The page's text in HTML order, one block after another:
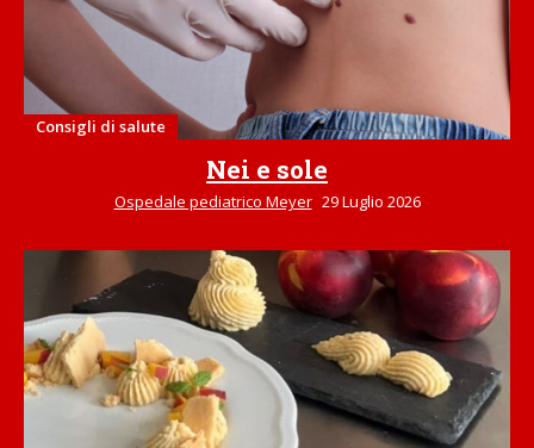
Consigli di salute
Nei e sole
Ospedale pediatrico Meyer 29 Luglio 2026